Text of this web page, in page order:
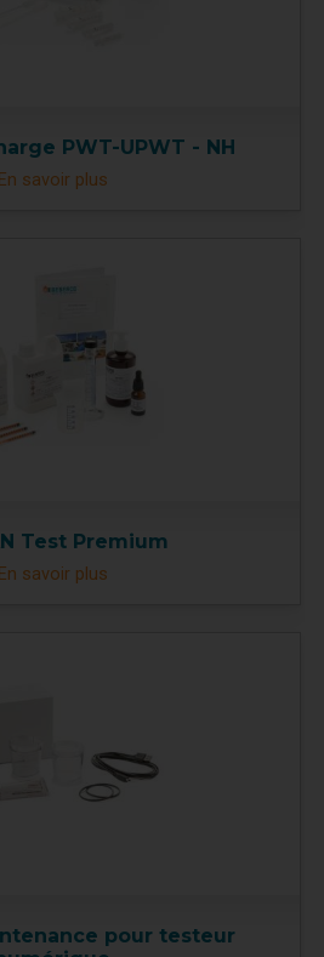
PWT-UPWT - NH
En savoir plus
Test Premium
En savoir plus
pour testeur